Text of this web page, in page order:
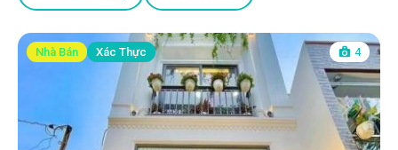
Nhà Bán Xác Thực 4